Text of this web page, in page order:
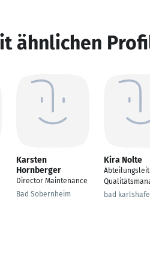
ähnlichen
Karsten
Hornberger
Director Maintenance
Bad Sobernheim
Kira Nolte
bad